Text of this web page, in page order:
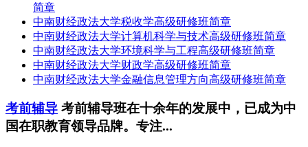
简章
中南财经政法大学税收学高级研修班简章
中南财经政法大学计算机科学与技术高级研修班简章
中南财经政法大学环境科学与工程高级研修班简章
中南财经政法大学财政学高级研修班简章
中南财经政法大学金融信息管理方向高级研修班简章
考前辅导 考前辅导班在十余年的发展中，已成为中
国在职教育领导品牌。专注...